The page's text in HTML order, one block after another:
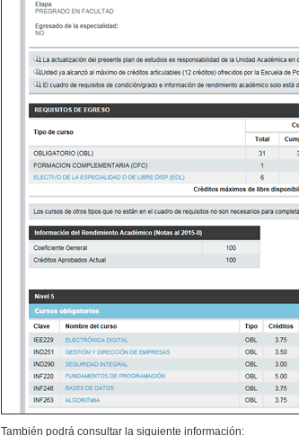
También podrá consultar la siguiente información: